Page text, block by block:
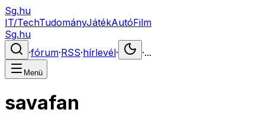
Sg.hu
IT/TechTudományJátékAutóFilm
Sg.hu
·fórum·RSS·hírlevél· ·...
Menü
savafan